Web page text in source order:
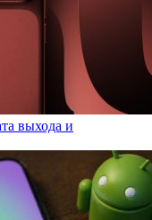
выхода и